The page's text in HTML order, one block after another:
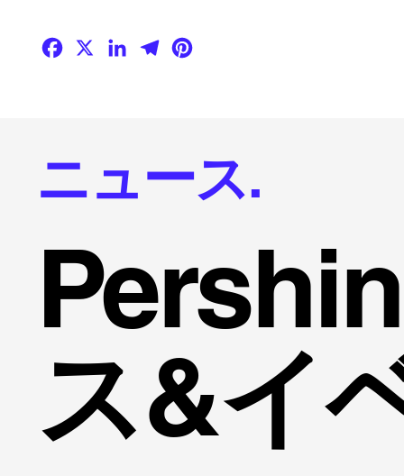
Facebook
X LinkedInTelegram
ニュース.
ス&イ